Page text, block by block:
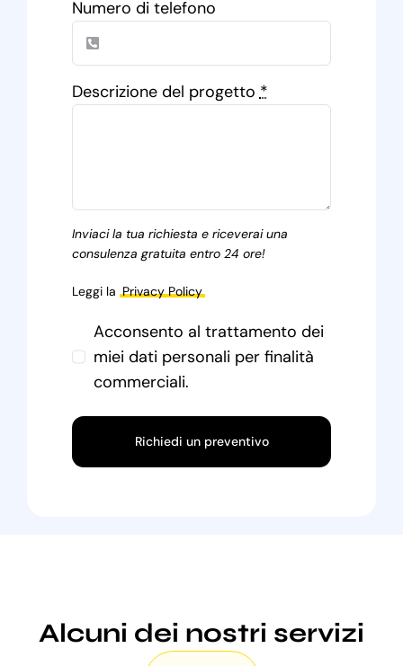
Numero di telefono
Descrizione del progetto*
Inviaci la tua richiesta e riceverai una
consulenza gratuita entro 24 ore!
Leggi la Privacy Policy
Acconsento al trattamento dei
miei dati personali per finalità
commerciali.
Richiedi un preventivo
Alcuni dei nostri servizi